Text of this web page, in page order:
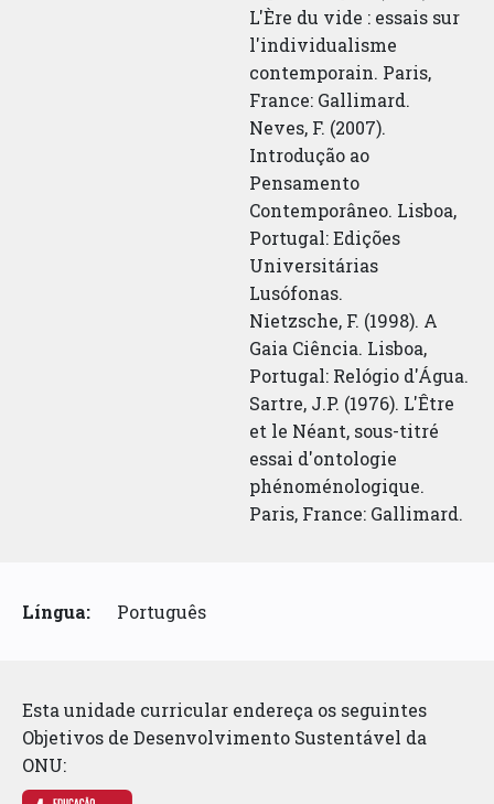
L'Ère du vide : essais sur
l'individualisme
contemporain. Paris,
France: Gallimard.
Neves, F. (2007).
Introdução ao
Pensamento
Contemporâneo. Lisboa,
Portugal: Edições
Universitárias
Lusófonas.
Nietzsche, F. (1998). A
Gaia Ciência. Lisboa,
Portugal: Relógio d'Água.
Sartre, J.P. (1976). L'Être
et le Néant, sous-titré
essai d'ontologie
phénoménologique.
Paris, France: Gallimard.
Língua: Português
Esta unidade curricular endereça os seguintes
Objetivos de Desenvolvimento Sustentável da
ONU: